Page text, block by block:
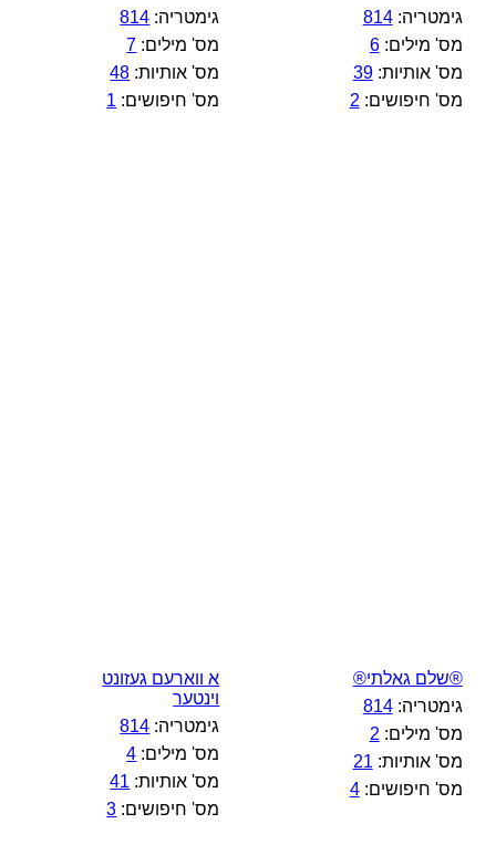
גימטריה:814
מס' מילים:6
מס' אותיות:39
מס' חיפושים: 2
גימטריה: 814
מס' מילים: 7
מס' אותיות: 48
מס' חיפושים: 1
®שלם גאלתי®
גימטריה:814
מס' מילים: 2
מס' אותיות: 21
מס' חיפושים:4
א ווארעם געזונט
וינטער
גימטריה: 814
מס' מילים: 4
מס' אותיות: 41
מס' חיפושים: 3